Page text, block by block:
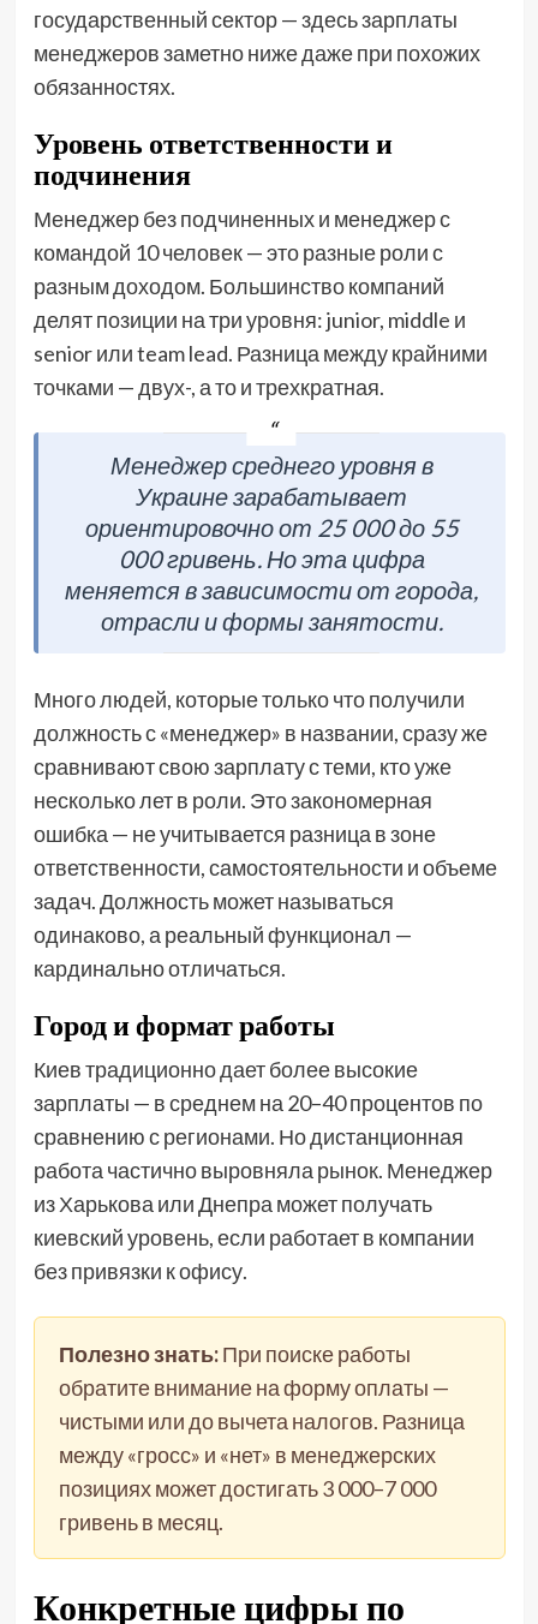
государственный сектор — здесь зарплаты
менеджеров заметно ниже даже при похожих
обязанностях.
Уровень ответственности и
подчинения
Менеджер без подчиненных и менеджер с
командой 10 человек — это разные роли с
разным доходом. Большинство компаний
делят позиции на три уровня: junior, middle и
senior или team lead. Разница между крайними
точками — двух-, а то и трехкратная.
Менеджер среднего уровня в
Украине зарабатывает
ориентировочно от 25 000 до 55
000 гривень. Но эта цифра
меняется в зависимости от города,
отрасли и формы занятости.
Много людей, которые только что получили
должность с «менеджер» в названии, сразу же
сравнивают свою зарплату с теми, кто уже
несколько лет в роли. Это закономерная
ошибка — не учитывается разница в зоне
ответственности, самостоятельности и объеме
задач. Должность может называться
одинаково, а реальный функционал —
кардинально отличаться.
Город и формат работы
Киев традиционно дает более высокие
зарплаты — в среднем на 20–40 процентов по
сравнению с регионами. Но дистанционная
работа частично выровняла рынок. Менеджер
из Харькова или Днепра может получать
киевский уровень, если работает в компании
без привязки к офису.
Полезно знать:При поиске работы
обратите внимание на форму оплаты —
чистыми или до вычета налогов. Разница
между «гросс» и «нет» в менеджерских
позициях может достигать 3 000–7 000
гривень в месяц.
Конкретные цифры по